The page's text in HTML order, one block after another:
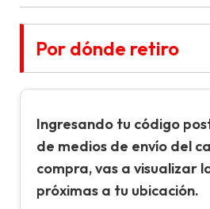
Por dónde retiro
Ingresando tu código
de medios de envío del
compra, vas a visualizar
próximas a tu ubicación.